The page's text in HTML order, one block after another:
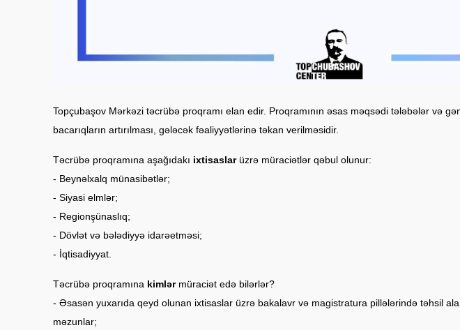
Topçubaşov Mərkəzi təcrübə proqramı elan edir. Proqramının əsas məqsədi tələbələr və
bacarıqların artırılması, gələcək fəaliyyətlərinə təkan verilməsidir.
Təcrübə proqramına aşağıdakı ixtisaslarüzrə müraciətlər qəbul olunur:
- Beynəlxalq münasibətlər;
- Siyasi elmlər;
- Regionşünaslıq;
- Dövlət və bələdiyyə idarəetməsi;
- İqtisadiyyat.
Təcrübə proqramına kimlər müraciət edə bilərlər?
- Əsasən yuxarıda qeyd olunan ixtisaslar üzrə bakalavr və magistratura pillələrində təhsil
məzunlar;